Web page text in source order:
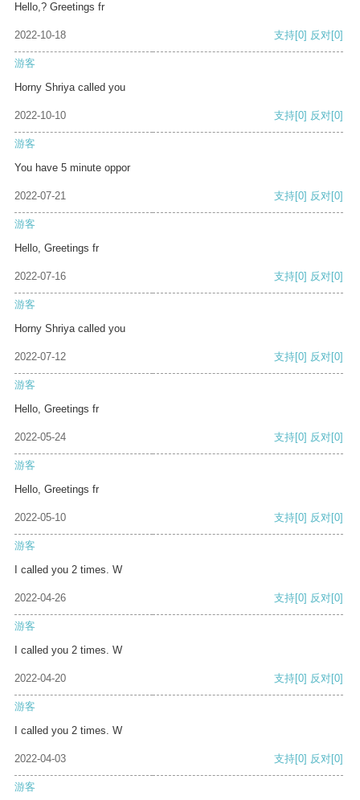
Hello,? Greetings fr
2022-10-18 支持[0] 反对[0]
游客
Horny Shriya called you
2022-10-10 支持[0] 反对[0]
游客
You have 5 minute oppor
2022-07-21 支持[0] 反对[0]
游客
Hello, Greetings fr
2022-07-16 支持[0] 反对[0]
游客
Horny Shriya called you
2022-07-12 支持[0] 反对[0]
游客
Hello, Greetings fr
2022-05-24 支持[0] 反对[0]
游客
Hello, Greetings fr
2022-05-10 支持[0] 反对[0]
游客
I called you 2 times. W
2022-04-26 支持[0] 反对[0]
游客
I called you 2 times. W
2022-04-20 支持[0] 反对[0]
游客
I called you 2 times. W
2022-04-03 支持[0] 反对[0]
游客